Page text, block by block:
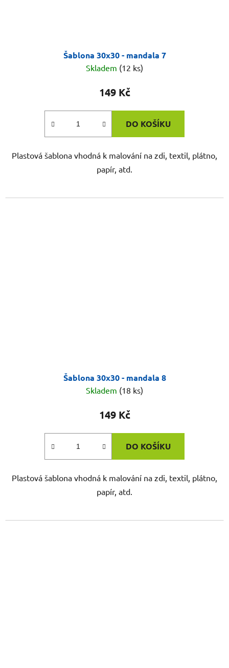
Šablona 30x30 - mandala 7
Skladem (12 ks)
149 Kč
DO KOŠÍKU
Plastová šablona vhodná k malování na zdi, textil, plátno,
papír, atd.
Šablona 30x30 - mandala 8
Skladem (18 ks)
149 Kč
DO KOŠÍKU
Plastová šablona vhodná k malování na zdi, textil, plátno,
papír, atd.